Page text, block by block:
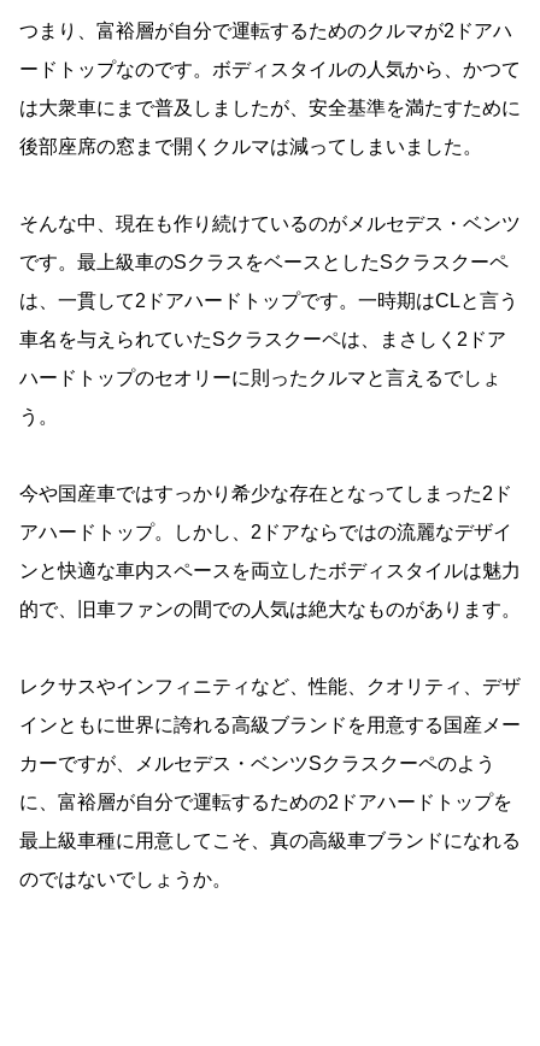
つまり、富裕層が自分で運転するためのクルマが2ドアハ
ードトップなのです。ボディスタイルの人気から、かつて
は大衆車にまで普及しましたが、安全基準を満たすために
後部座席の窓まで開くクルマは減ってしまいました。
そんな中、現在も作り続けているのがメルセデス・ベンツ
です。最上級車のSクラスをベースとしたSクラスクーペ
は、一貫して2ドアハードトップです。一時期はCLと言う
車名を与えられていたSクラスクーペは、まさしく2ドア
ハードトップのセオリーに則ったクルマと言えるでしょ
う。
今や国産車ではすっかり希少な存在となってしまった2ド
アハードトップ。しかし、2ドアならではの流麗なデザイ
ンと快適な車内スペースを両立したボディスタイルは魅力
的で、旧車ファンの間での人気は絶大なものがあります。
レクサスやインフィニティなど、性能、クオリティ、デザ
インともに世界に誇れる高級ブランドを用意する国産メー
カーですが、メルセデス・ベンツSクラスクーペのよう
に、富裕層が自分で運転するための2ドアハードトップを
最上級車種に用意してこそ、真の高級車ブランドになれる
のではないでしょうか。